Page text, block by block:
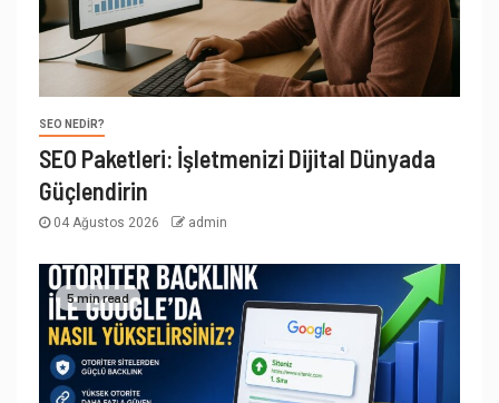
SEO NEDIR?
SEO Paketleri: İşletmenizi Dijital Dünyada
Güçlendirin
04 Ağustos 2026 admin
5 min read